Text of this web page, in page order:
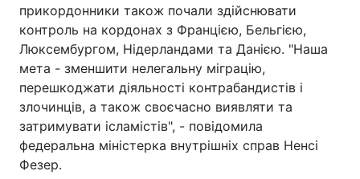
прикордонники також почали здійснювати
контроль на кордонах з Францією, Бельгією,
Люксембургом, Нідерландами та Данією. "Наша
мета - зменшити нелегальну міграцію,
перешкоджати діяльності контрабандистів і
злочинців, а також своєчасно виявляти та
затримувати ісламістів", - повідомила
федеральна міністерка внутрішніх справ Ненсі
Фезер.